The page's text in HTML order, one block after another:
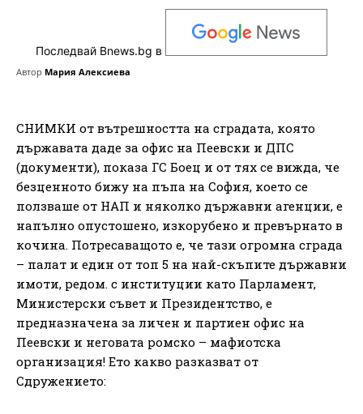
Последвай Bnews.bg в
Автор Мария Алексиева
СНИМКИ от вътрешността на сградата, която
държавата даде за офис на Пеевски и ДПС
(документи), показа ГС Боец и от тях се вижда, че
безценното бижу на пъпа на София, което се
ползваше от НАП и няколко държавни агенции, е
напълно опустошено, изкорубено и превърнато в
кочина. Потресаващото е, че тази огромна сграда
– палат и един от топ 5 на най-скъпите държавни
имоти, редом. с институции като Парламент,
Министерски съвет и Президентство, е
предназначена за личен и партиен офис на
Пеевски и неговата ромско – мафиотска
организация! Ето какво разказват от
Сдружението: